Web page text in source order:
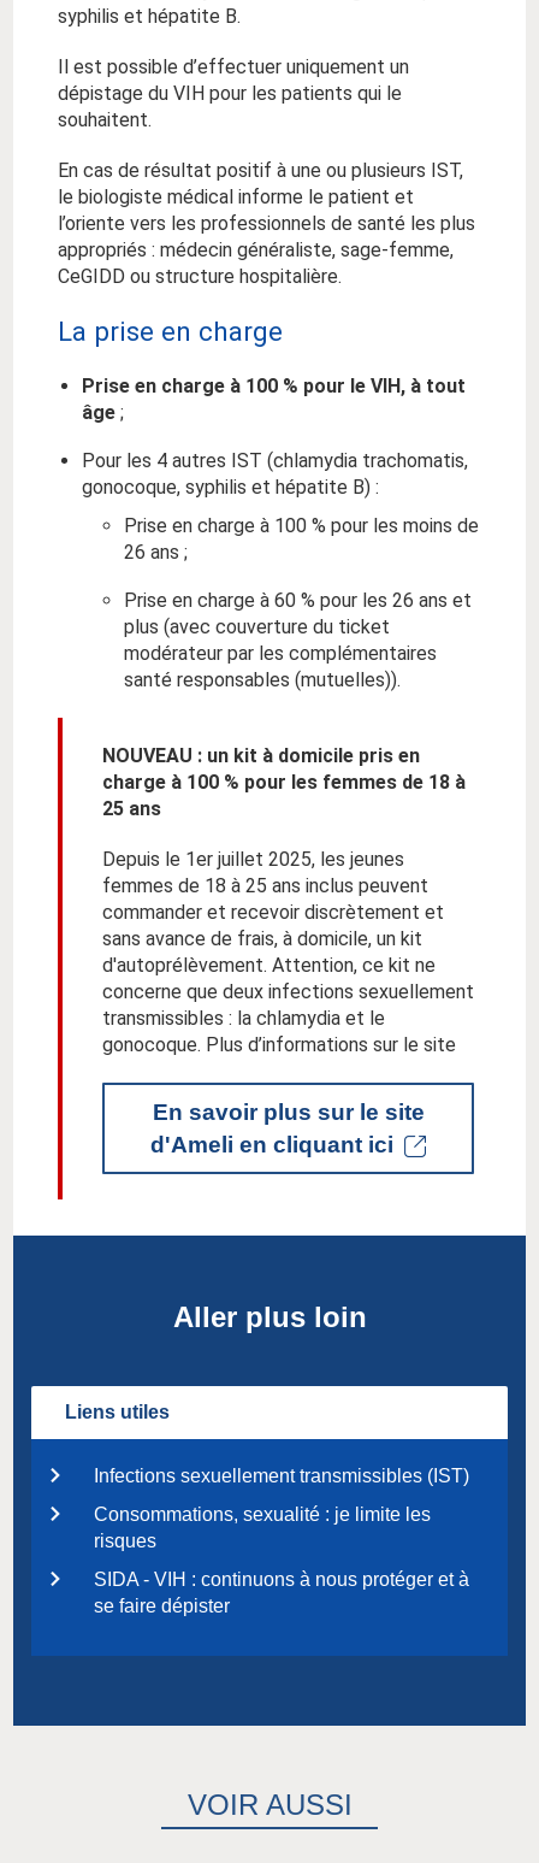
syphilis et hépatite B.
Il est possible d’effectuer uniquement un
dépistage du VIH pour les patients qui le
souhaitent.
En cas de résultat positif à une ou plusieurs IST,
le biologiste médical informe le patient et
l’oriente vers les professionnels de santé les plus
appropriés : médecin généraliste, sage-femme,
CeGIDD ou structure hospitalière.
La prise en charge
Prise en charge à 100 % pour le VIH, à tout
âge ;
Pour les 4 autres IST (chlamydia trachomatis,
gonocoque, syphilis et hépatite B) :
Prise en charge à 100 % pour les moins de
26 ans ;
Prise en charge à 60 % pour les 26 ans et
plus (avec couverture du ticket
modérateur par les complémentaires
santé responsables (mutuelles)).
NOUVEAU : un kit à domicile pris en
charge à 100 % pour les femmes de 18 à
25 ans
Depuis le 1er juillet 2025, les jeunes
femmes de 18 à 25 ans inclus peuvent
commander et recevoir discrètement et
sans avance de frais, à domicile, un kit
d'autoprélèvement. Attention, ce kit ne
concerne que deux infections sexuellement
transmissibles : la chlamydia et le
gonocoque. Plus d’informations sur le site
En savoir plus sur le site
d'Ameli en cliquant ici
Aller plus loin
Liens utiles
Infections sexuellement transmissibles (IST)
Consommations, sexualité : je limite les
risques
SIDA - VIH : continuons à nous protéger et à
se faire dépister
VOIR AUSSI